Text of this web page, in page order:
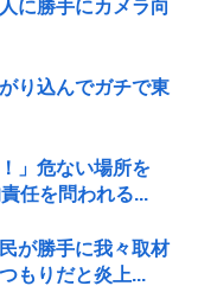
に勝手にカメラ向
り込んでガチで東
」危ない場所を
任を問われる...
が勝手に我々取材
もりだと炎上...